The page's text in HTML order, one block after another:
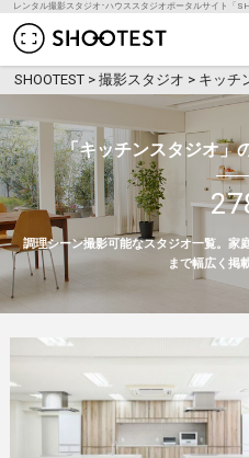
レンタル撮影スタジオ･ハウススタジオポータルサイト「
レンタル撮
SHOOTEST >撮影スタジオ > キッチ
「キッチンスタジオ」
調理シーン撮影可能なスタジオ一覧。家
まで幅広く掲